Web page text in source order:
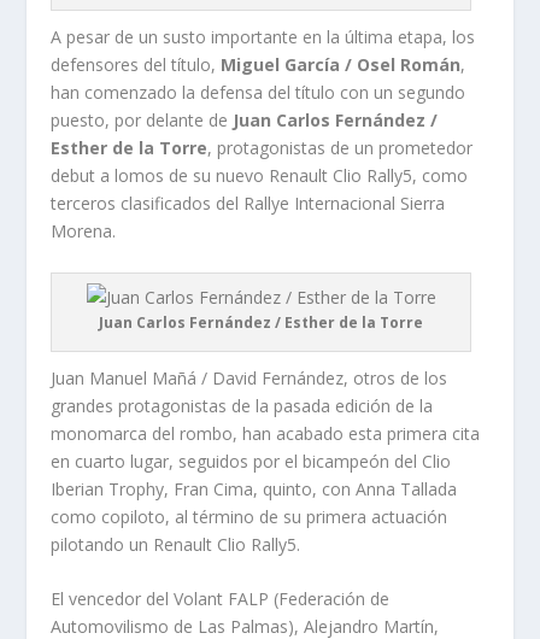
A pesar de un susto importante en la última etapa, los
defensores del título, Miguel García / Osel Román,
han comenzado la defensa del título con un segundo
puesto, por delante de Juan Carlos Fernández /
Esther de la Torre, protagonistas de un prometedor
debut a lomos de su nuevo Renault Clio Rally5, como
terceros clasificados del Rallye Internacional Sierra
Morena.
Juan Carlos Fernández / Esther de la Torre
Juan Manuel Mañá / David Fernández, otros de los
grandes protagonistas de la pasada edición de la
monomarca del rombo, han acabado esta primera cita
en cuarto lugar, seguidos por el bicampeón del Clio
Iberian Trophy, Fran Cima, quinto, con Anna Tallada
como copiloto, al término de su primera actuación
pilotando un Renault Clio Rally5.
El vencedor del Volant FALP (Federación de
Automovilismo de Las Palmas), Alejandro Martín,